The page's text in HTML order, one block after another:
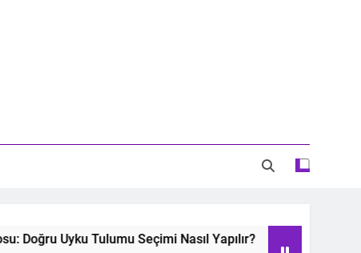
Uyku Tulumu Seçimi Nasıl Yapılır?